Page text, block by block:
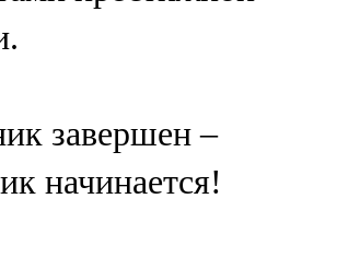
завершен –
начинается!